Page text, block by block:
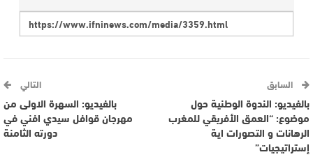
السابق
بالفيديو: الندوة الوطنية حول
موضوع: “العمق الأفريقي للمغرب
الرهانات و التصورات اية
إستراتيجيات”
التالي
بالفيديو: السهرة الاولى من
مهرجان قوافل سيدي افني في
دورته الثامنة